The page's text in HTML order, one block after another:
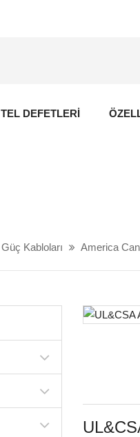
TEL DEFETLERI
Güç Kabloları America